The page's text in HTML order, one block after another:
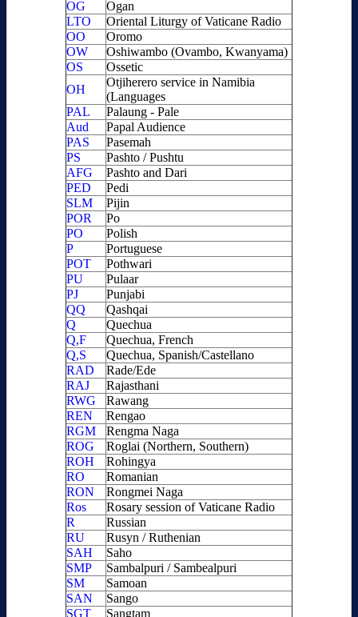
OG
Ogan
LTO
Oriental Liturgy of Vaticane Radio
OO
Oromo
OW
Oshiwambo (Ovambo, Kwanyama)
OS
Ossetic
OH
Otjiherero service in Namibia
(Languages
PAL
Palaung - Pale
Aud
Papal Audience
PAS
Pasemah
PS
Pashto / Pushtu
AFG
Pashto and Dari
PED
Pedi
SLM
Pijin
POR
Po
PO
Polish
P
Portuguese
POT
Pothwari
PU
Pulaar
PJ
Punjabi
QQ
Qashqai
Q
Quechua
Q,F
Quechua, French
Q,S
Quechua, Spanish/Castellano
RAD
Rade/Ede
RAJ
Rajasthani
RWG
Rawang
REN
Rengao
RGM
Rengma Naga
ROG
Roglai (Northern, Southern)
ROH
Rohingya
RO
Romanian
RON
Rongmei Naga
Ros
Rosary session of Vaticane Radio
R
Russian
RU
Rusyn / Ruthenian
SAH
Saho
SMP
Sambalpuri / Sambealpuri
SM
Samoan
SAN
Sango
SGT
Sangtam